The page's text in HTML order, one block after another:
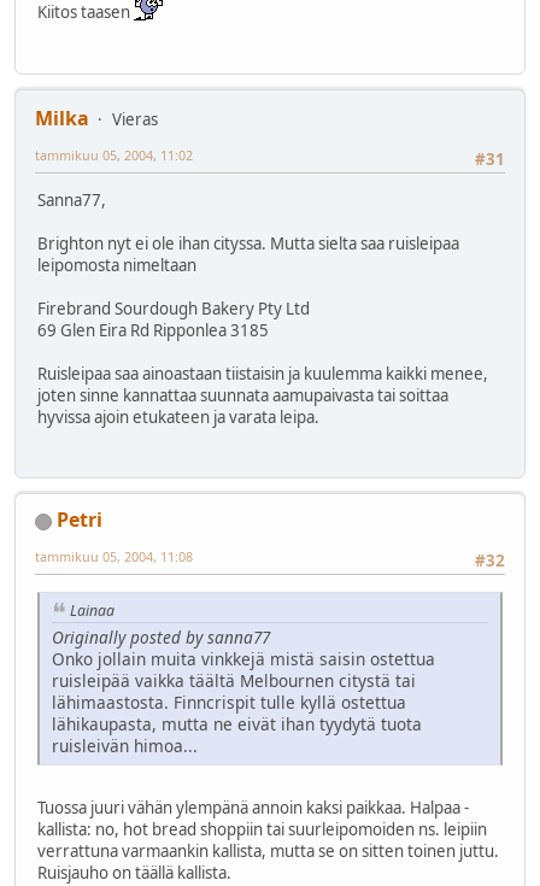
Kiitos taasen
Milka
Vieras
#31
tammikuu 05, 2004, 11:02
Sanna77,
Brighton nyt ei ole ihan cityssa. Mutta sielta saa ruisleipaa
leipomosta nimeltaan
Firebrand Sourdough Bakery Pty Ltd
69 Glen Eira Rd Ripponlea 3185
Ruisleipaa saa ainoastaan tiistaisin ja kuulemma kaikki menee,
joten sinne kannattaa suunnata aamupaivasta tai soittaa
hyvissa ajoin etukateen ja varata leipa.
Petri
#32
tammikuu 05, 2004, 11:08
Lainaa
Originally posted by sanna77
Onko jollain muita vinkkejä mistä saisin ostettua
ruisleipää vaikka täältä Melbournen citystä tai
lähimaastosta. Finncrispit tulle kyllä ostettua
lähikaupasta, mutta ne eivät ihan tyydytä tuota
ruisleivän himoa...
Tuossa juuri vähän ylempänä annoin kaksi paikkaa. Halpaa -
kallista: no, hot bread shoppiin tai suurleipomoiden ns. leipiin
verrattuna varmaankin kallista, mutta se on sitten toinen juttu.
Ruisjauho on täällä kallista.